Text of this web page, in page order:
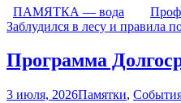
ПАМЯТКА — вода
Заблудился в лесу и правила
Программа
3 июля, 2026Памятки,